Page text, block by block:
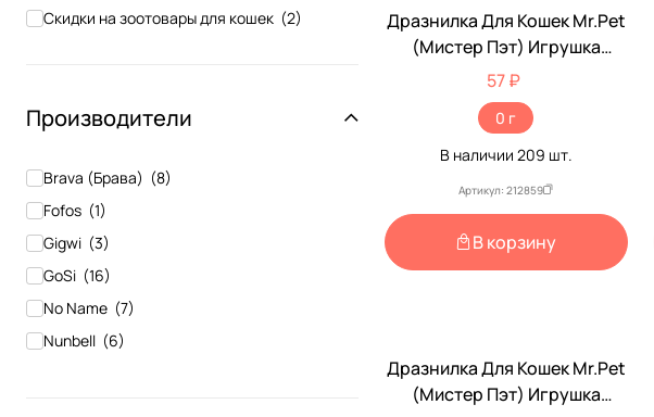
Скидки на зоотовары для кошек (2)
Производители
Brava (Брава) (8)
Fofos (1)
Gigwi (3)
GoSi (16)
No Name (7)
Nunbell (6)
Дразнилка Для Кошек Mr.Pet
(Мистер Пэт) Игрушка
Удочка 30см 2259
57 ₽
0 г
В наличии 209 шт.
Артикул: 212859
В корзину
Дразнилка Для Кошек Mr.Pet
(Мистер Пэт) Игрушка